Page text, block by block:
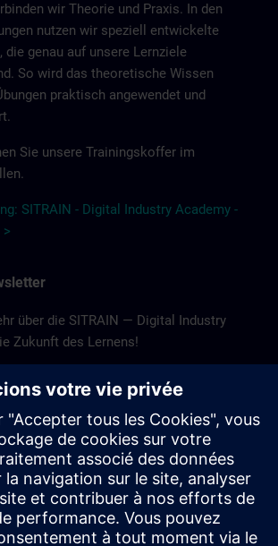
wir Theorie und Praxis. In den
nutzen wir speziell entwickelte
die genau auf unsere Lernziele
So wird das theoretische Wissen
praktisch angewendet und
Sie unsere Trainingskoffer im
SITRAIN - Digital Industry Academy -
über die SITRAIN — Digital Industry
Zukunft des Lernens!
informieren wir Sie über
Trends, Erfolgsgeschichten sowie
und Kurse.
heute unseren Newsletter und
Laufenden!
verfügbar.)
>